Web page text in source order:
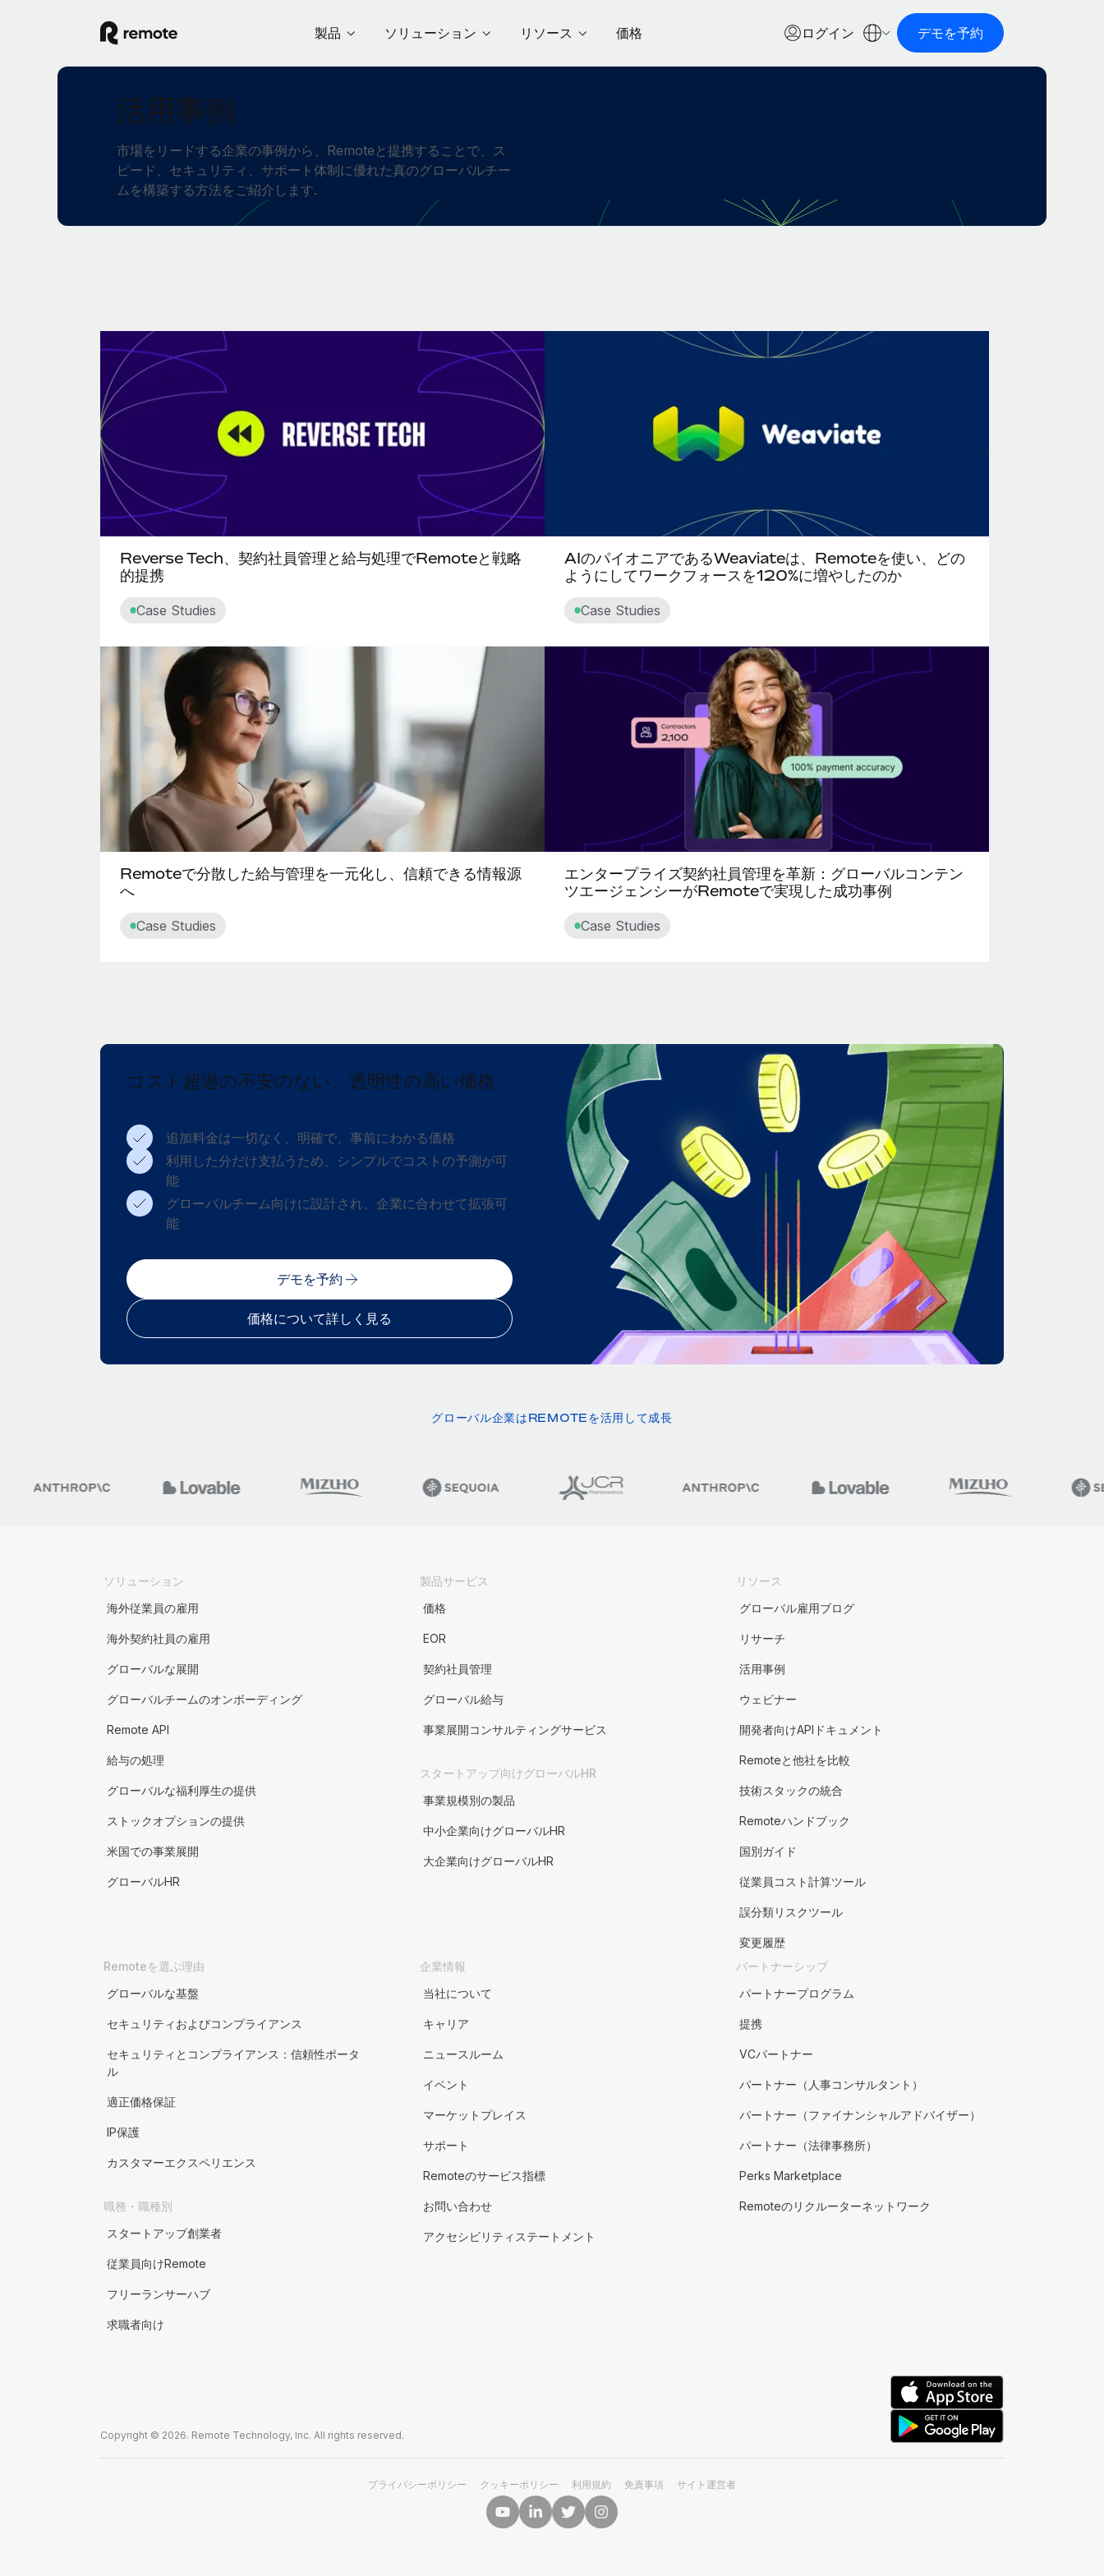
製品 ソリューション リソース 価格 ログイン デモを予約
活用事例
市場をリードする企業の事例から、Remoteと提携することで、ス
ピード、セキュリティ、サポート体制に優れた真のグローバルチー
ムを構築する方法をご紹介します.
Reverse Tech、契約社員管理と給与処理でRemoteと戦略
的提携
Case Studies
AIのパイオニアであるWeaviateは、Remoteを使い、どの
ようにしてワークフォースを120%に増やしたのか
Case Studies
Remoteで分散した給与管理を一元化し、信頼できる情報源
へ
Case Studies
エンタープライズ契約社員管理を革新：グローバルコンテン
ツエージェンシーがRemoteで実現した成功事例
Case Studies
コスト超過の不安のない、透明性の高い価格
追加料金は一切なく、明確で、事前にわかる価格
利用した分だけ支払うため、シンプルでコストの予測が可
能
グローバルチーム向けに設計され、企業に合わせて拡張可
能
デモを予約
価格について詳しく見る
グローバル企業はREMOTEを活用して成長
ソリューション
海外従業員の雇用
海外契約社員の雇用
グローバルな展開
グローバルチームのオンボーディング
Remote API
給与の処理
グローバルな福利厚生の提供
ストックオプションの提供
米国での事業展開
グローバルHR
製品サービス
価格
EOR
契約社員管理
グローバル給与
事業展開コンサルティングサービス
スタートアップ向けグローバルHR
事業規模別の製品
中小企業向けグローバルHR
大企業向けグローバルHR
リソース
グローバル雇用ブログ
リサーチ
活用事例
ウェビナー
開発者向けAPIドキュメント
Remoteと他社を比較
技術スタックの統合
Remoteハンドブック
国別ガイド
従業員コスト計算ツール
誤分類リスクツール
変更履歴
Remoteを選ぶ理由
グローバルな基盤
セキュリティおよびコンプライアンス
セキュリティとコンプライアンス：信頼性ポータ
ル
適正価格保証
IP保護
カスタマーエクスペリエンス
職務・職種別
スタートアップ創業者
従業員向けRemote
フリーランサーハブ
求職者向け
企業情報
当社について
キャリア
ニュースルーム
イベント
マーケットプレイス
サポート
Remoteのサービス指標
お問い合わせ
アクセシビリティステートメント
パートナーシップ
パートナープログラム
提携
VCパートナー
パートナー（人事コンサルタント）
パートナー（ファイナンシャルアドバイザー）
パートナー（法律事務所）
Perks Marketplace
Remoteのリクルーターネットワーク
Copyright © 2026. Remote Technology, Inc. All rights reserved.
プライバシーポリシー クッキーポリシー 利用規約 免責事項 サイト運営者